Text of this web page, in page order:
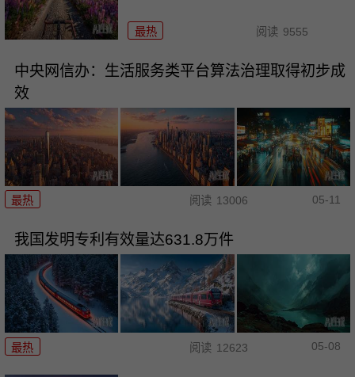
最热 阅读 9555
中央网信办：生活服务类平台算法治理取得初步成
效
最热 阅读 13006 05-11
我国发明专利有效量达631.8万件
最热 阅读 12623 05-08